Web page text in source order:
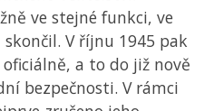
ve stejné funkci, ve
V říjnu 1945 pak
a to do již nově
bezpečnosti. V rámci